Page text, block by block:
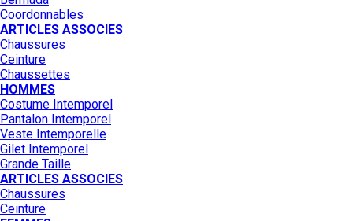
Coordonnables
ARTICLES ASSOCIES
Chaussures
Ceinture
Chaussettes
HOMMES
Costume Intemporel
Pantalon Intemporel
Veste Intemporelle
Gilet Intemporel
Grande Taille
ARTICLES ASSOCIES
Chaussures
Ceinture